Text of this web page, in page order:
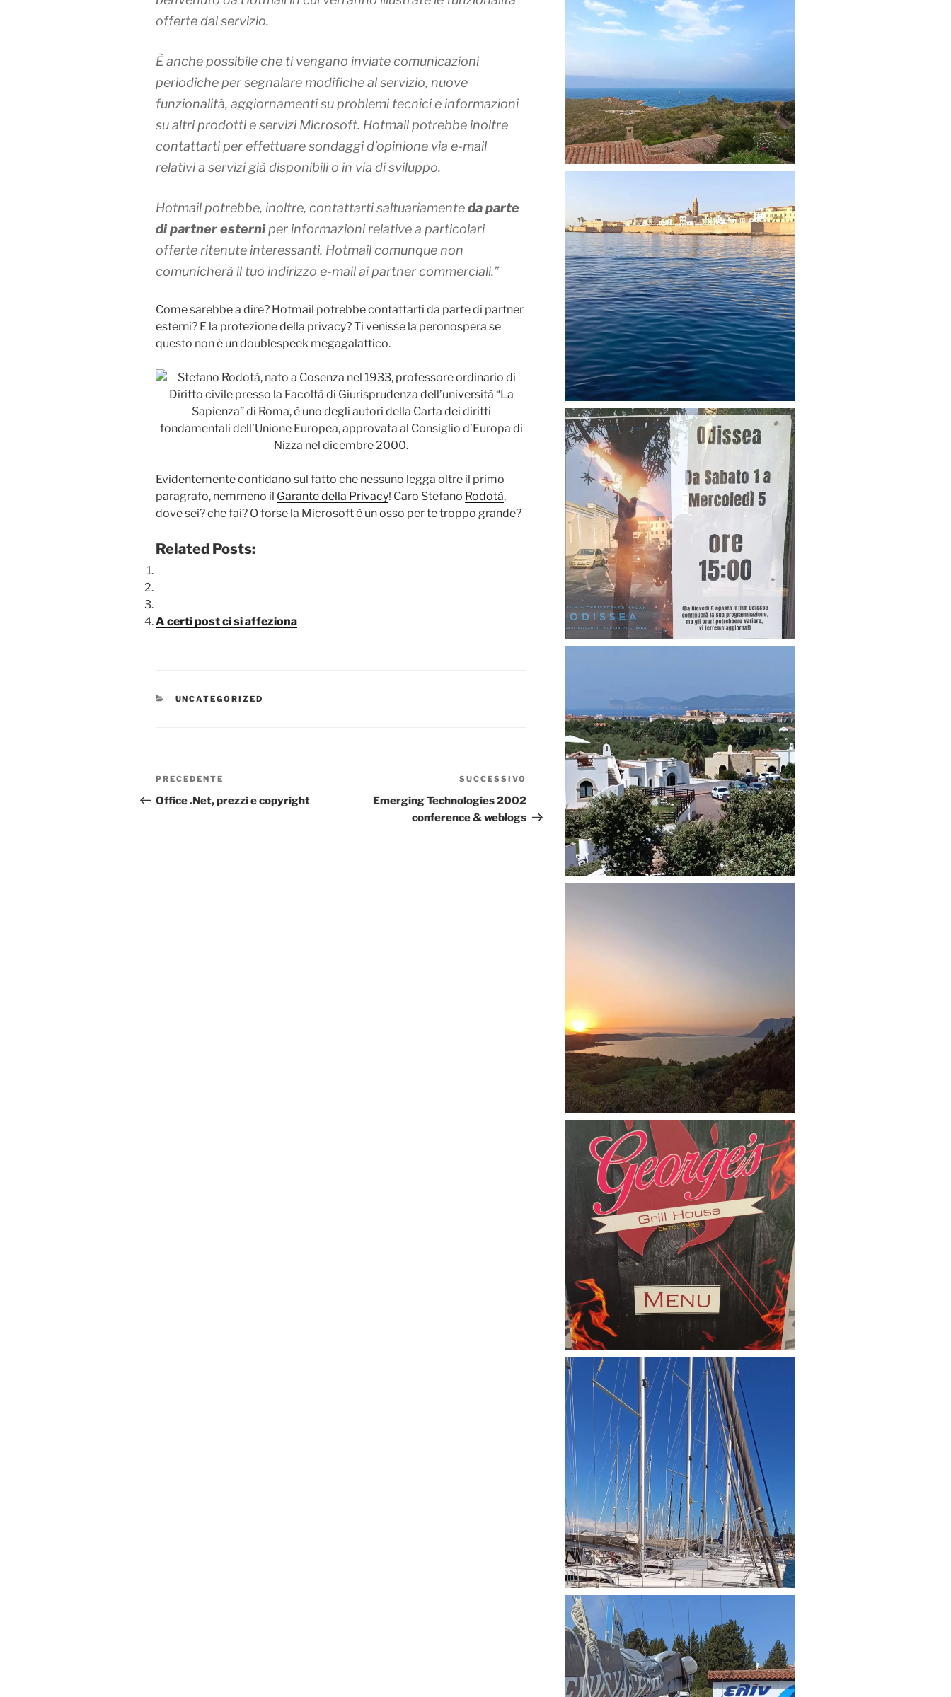
offerte dal servizio.
È anche possibile che ti vengano inviate comunicazioni
periodiche per segnalare modifiche al servizio, nuove
funzionalità, aggiornamenti su problemi tecnicie informazioni
su altri prodotti e servizi Microsoft. Hotmail potrebbe inoltre
contattarti per effettuare sondaggi d’opinione via e-mail
relativi a servizi già disponibili o in via di sviluppo.
Hotmail potrebbe, inoltre, contattarti saltuariamenteda parte
di partner esterniper informazioni relative a particolari
offerteritenute interessanti. Hotmail comunque non
comunicherà il tuo indirizzo e-mail ai partner commerciali.”
Come sarebbe a dire? Hotmail potrebbe contattarti da parte di partner
esterni? E la protezione della privacy? Ti venisse la peronospera se
questo non è un doublespeek megagalattico.
Evidentemente confidano sul fatto che nessuno legga oltre il primo
paragrafo, nemmeno il Garante della Privacy! Caro Stefano Rodotà,
dove sei? che fai? O forse la Microsoft è un osso per te troppo grande?
Related Posts:
A certi post ci si affeziona
CATEGORIE
UNCATEGORIZED
Navigazione
articoli
Articolo
precedente:
PRECEDENTE
Office .Net, prezzi e copyright
successivo
SUCCESSIVO
Emerging Technologies 2002
conference & weblogs